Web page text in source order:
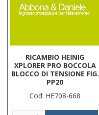
RICAMBIO HEINIG
XPLORER PRO BOCCOLA
BLOCCO DI TENSIONE FIG.
PP20
Cod: HE708-668